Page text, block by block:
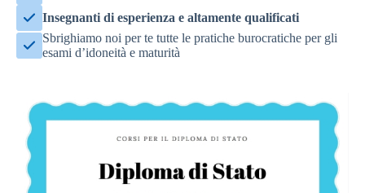
Insegnanti di esperienza e altamente qualificati
Sbrighiamo noi per te tutte le pratiche burocratiche per gli
esami d’idoneità e maturità